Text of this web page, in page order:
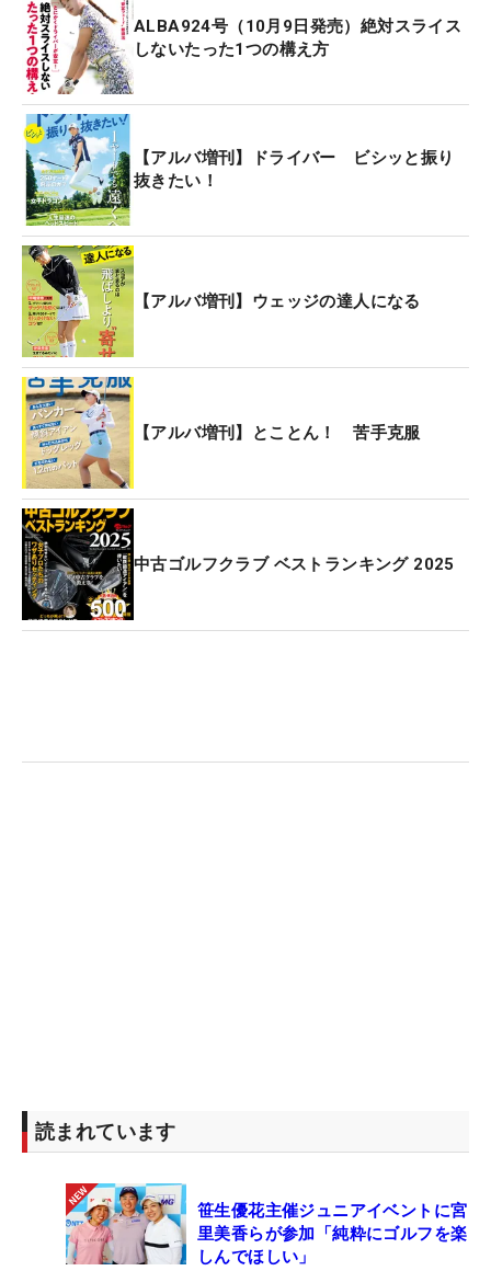
ALBA924号（10月9日発売）絶対スライス
しないたった1つの構え方
【アルバ増刊】ドライバー ビシッと振り
抜きたい！
【アルバ増刊】ウェッジの達人になる
【アルバ増刊】とことん！ 苦手克服
中古ゴルフクラブ ベストランキング 2025
読まれています
笹生優花主催ジュニアイベントに宮
里美香らが参加「純粋にゴルフを楽
しんでほしい」